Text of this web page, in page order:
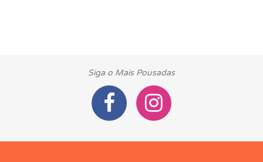
Siga o Mais Pousadas